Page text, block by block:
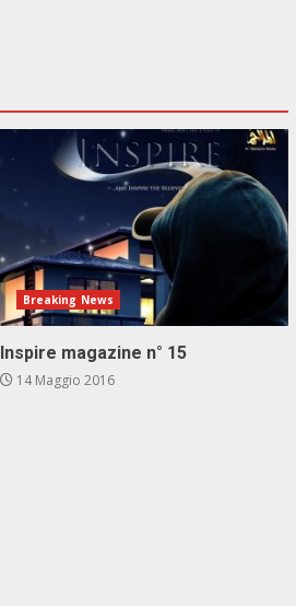
Breaking News
Inspire magazine n° 15
14 Maggio 2016